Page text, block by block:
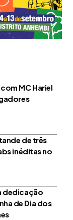
MC Hariel
de três
inéditas no
dedicação
de Dia dos